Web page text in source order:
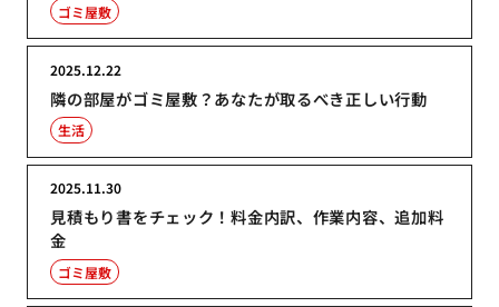
ゴミ屋敷
隣の部屋がゴミ屋敷？あなたが取るべき正しい行動
2025.12.22
生活
見積もり書をチェック！料金内訳、作業内容、追加料
金
2025.11.30
ゴミ屋敷